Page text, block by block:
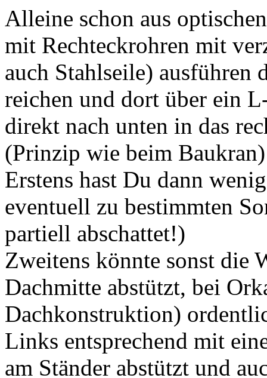
Alleine schon aus
mit Rechteckrohren mit
auch Stahlseile) ausführen
reichen und dort über ein
direkt nach unten in das
(Prinzip wie beim Baukran)
Erstens hast Du dann
eventuell zu bestimmten
partiell abschattet!)
Zweitens könnte sonst die
Dachmitte abstützt, bei
Dachkonstruktion)
Links entsprechend mit
am Ständer abstützt und